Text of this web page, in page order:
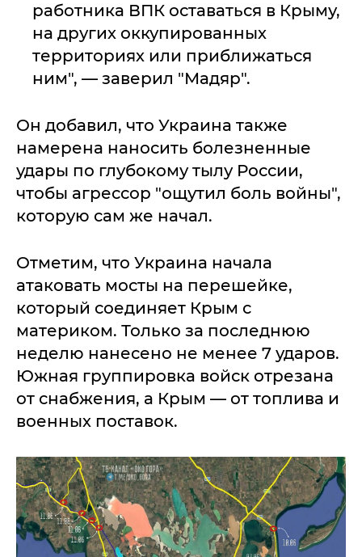
работника ВПК оставаться в Крыму,
на других оккупированных
территориях или приближаться
ним", — заверил "Мадяр".
Он добавил, что Украина также
намерена наносить болезненные
удары по глубокому тылу России,
чтобы агрессор "ощутил боль войны",
которую сам же начал.
Отметим, что Украина начала
атаковать мосты на перешейке,
который соединяет Крым с
материком. Только за последнюю
неделю нанесено не менее 7 ударов.
Южная группировка войск отрезана
от снабжения, а Крым — от топлива и
военных поставок.